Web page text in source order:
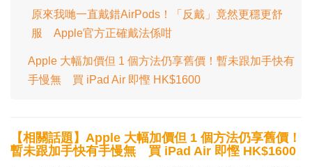
原來我哋一直戴錯AirPods！「反戴」竟然更穩更舒
服 Apple官方正確戴法係咁
Apple 大幅加價但 1 個方法仍享舊價！暫未跟加手快有
手慢無 買 iPad Air 即慳 HK$1600
【相關話題】Apple 大幅加價但 1 個方法仍享舊價！
暫未跟加手快有手慢無 買 iPad Air 即慳 HK$1600